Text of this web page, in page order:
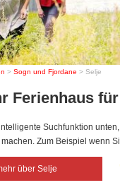
> Sogn und Fjordane > Selje
Ferienhaus
Suchfunktion
Zum Beispiel wenn
über Selje